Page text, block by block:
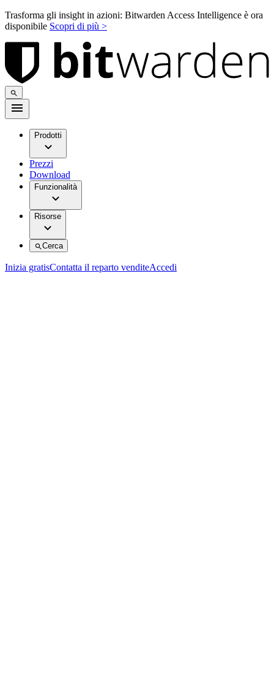
Trasforma gli insight in azioni: Bitwarden Access Intelligence è ora
disponibile Scopri di più >
Prodotti
Prezzi
Download
Funzionalità
Risorse
Cerca
Inizia gratisContatta il reparto venditeAccedi